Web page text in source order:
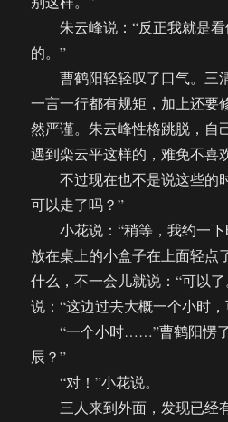
朱云峰说：“反正我就是看
的。”
曹鹤阳轻轻叹了口气。三清
一言一行都有规矩，加上还要
然严谨。朱云峰性格跳脱，自
遇到栾云平这样的，难免不喜
不过现在也不是说这些的
可以走了吗？”
小花说：“稍等，我约一下
放在桌上的小盒子在上面轻点
什么，不一会儿就说：“可以了
说：“这边过去大概一个小时
“一个小时……”曹鹤阳愣了
辰？”
“对！”小花说。
三人来到外面，发现已经有